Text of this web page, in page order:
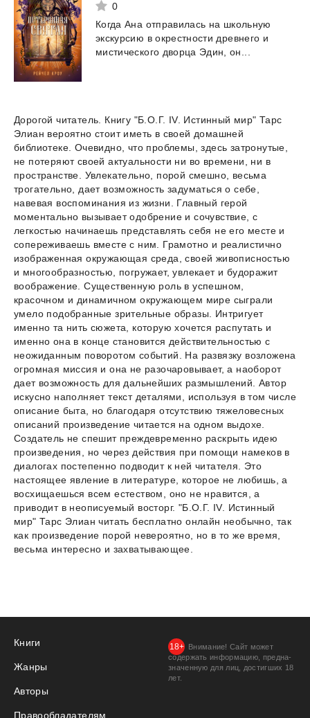
0
Когда Ана отправилась на школьную
экскурсию в окрестности древнего и
мистического дворца Эдин, он...
Дорогой читатель. Книгу "Б.О.Г. IV. Истинный мир" Тарс
Элиан вероятно стоит иметь в своей домашней
библиотеке. Очевидно, что проблемы, здесь затронутые,
не потеряют своей актуальности ни во времени, ни в
пространстве. Увлекательно, порой смешно, весьма
трогательно, дает возможность задуматься о себе,
навевая воспоминания из жизни. Главный герой
моментально вызывает одобрение и сочувствие, с
легкостью начинаешь представлять себя не его месте и
сопереживаешь вместе с ним. Грамотно и реалистично
изображенная окружающая среда, своей живописностью
и многообразностью, погружает, увлекает и будоражит
воображение. Существенную роль в успешном,
красочном и динамичном окружающем мире сыграли
умело подобранные зрительные образы. Интригует
именно та нить сюжета, которую хочется распутать и
именно она в конце становится действительностью с
неожиданным поворотом событий. На развязку возложена
огромная миссия и она не разочаровывает, а наоборот
дает возможность для дальнейших размышлений. Автор
искусно наполняет текст деталями, используя в том числе
описание быта, но благодаря отсутствию тяжеловесных
описаний произведение читается на одном выдохе.
Создатель не спешит преждевременно раскрыть идею
произведения, но через действия при помощи намеков в
диалогах постепенно подводит к ней читателя. Это
настоящее явление в литературе, которое не любишь, а
восхищаешься всем естеством, оно не нравится, а
приводит в неописуемый восторг. "Б.О.Г. IV. Истинный
мир" Тарс Элиан читать бесплатно онлайн необычно, так
как произведение порой невероятно, но в то же время,
весьма интересно и захватывающее.
Книги
Жанры
Авторы
Правообладателям
Внимание! Сайт может
содержать информацию, предна­
значенную для лиц, дости­гших 18
лет.